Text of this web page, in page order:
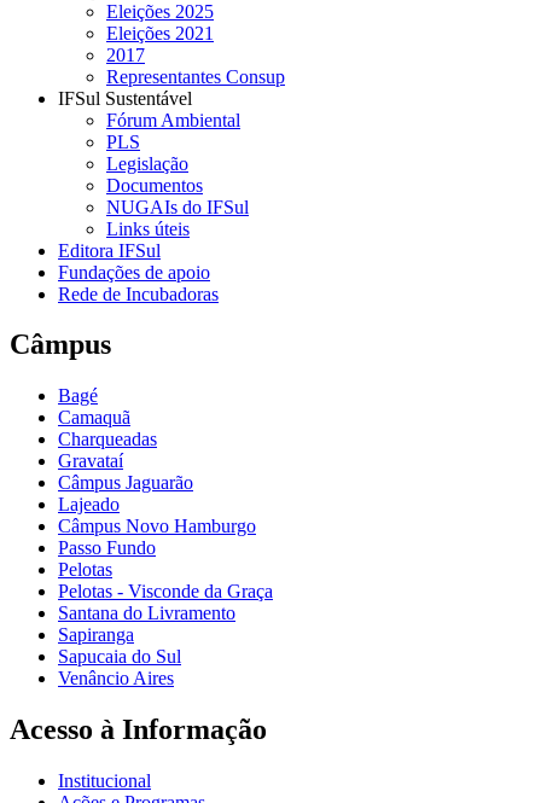
Eleições 2025
Eleições 2021
2017
Representantes Consup
IFSul Sustentável
Fórum Ambiental
PLS
Legislação
Documentos
NUGAIs do IFSul
Links úteis
Editora IFSul
Fundações de apoio
Rede de Incubadoras
Câmpus
Bagé
Camaquã
Charqueadas
Gravataí
Câmpus Jaguarão
Lajeado
Câmpus Novo Hamburgo
Passo Fundo
Pelotas
Pelotas - Visconde da Graça
Santana do Livramento
Sapiranga
Sapucaia do Sul
Venâncio Aires
Acesso à Informação
Institucional